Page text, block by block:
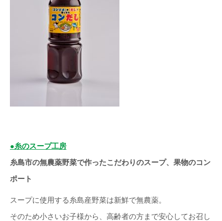
●糸のスープ工房
糸島市の無農薬野菜で作ったこだわりのスープ、果物のコン
ポート
スープに使用する糸島産野菜は新鮮で無農薬。
そのため小さいお子様から、高齢者の方まで安心してお召し